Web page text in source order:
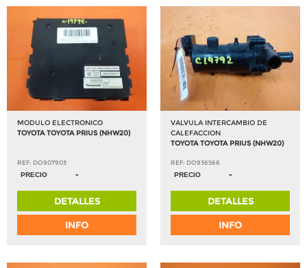
MODULO ELECTRONICO
TOYOTA TOYOTA PRIUS (NHW20)
REF: DO907903
PRECIO
-
DETALLES
INFO
VALVULA INTERCAMBIO DE
CALEFACCION
TOYOTA TOYOTA PRIUS (NHW20)
REF: DO936566
PRECIO
-
DETALLES
INFO